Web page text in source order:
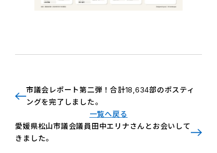
市議会レポート第二弾！合計18,634部のポスティ
ングを完了しました。
一覧へ戻る
愛媛県松山市議会議員田中エリナさんとお会いして
きました。